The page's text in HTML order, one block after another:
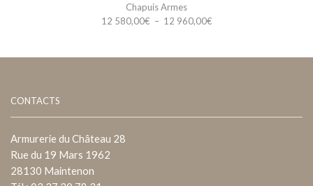
Chapuis Armes
12 580,00€ – 12 960,00€Plage
12
CONTACTS
Armurerie du Château 28
Rue du 19 Mars 1962
28130 Maintenon